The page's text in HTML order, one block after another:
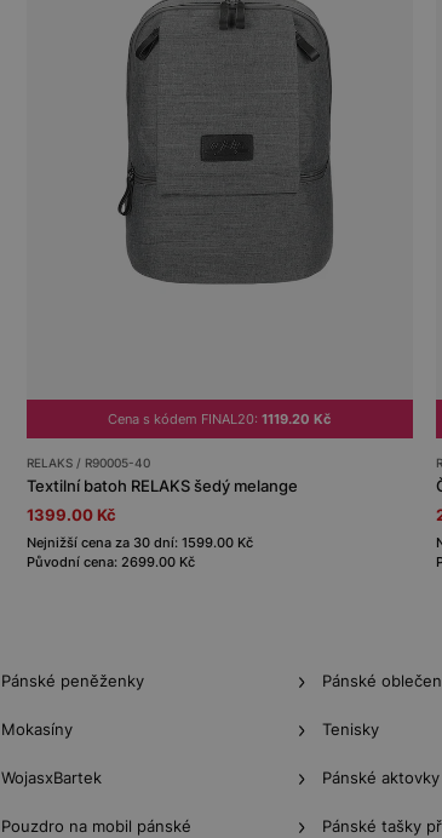
Cena s kódem FINAL20:1119.20 Kč
RELAKS / R90005-40
Textilní batoh RELAKS šedý melange
1399.00 Kč
Nejnižší cena za 30 dní: 1599.00 Kč
Původní cena: 2699.00 Kč
Pánské peněženky Pánské
Mokasíny Tenisky
WojasxBartek Pánské aktovky
Pouzdro na mobil pánské Pánské tašky